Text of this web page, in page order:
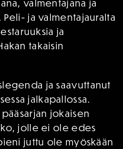
valmentajana ja
Peli- ja valmentajauralta
ja
takaisin
ja saavuttanut
jalkapallossa.
jokaisen
jolle ei ole edes
juttu ole myöskään